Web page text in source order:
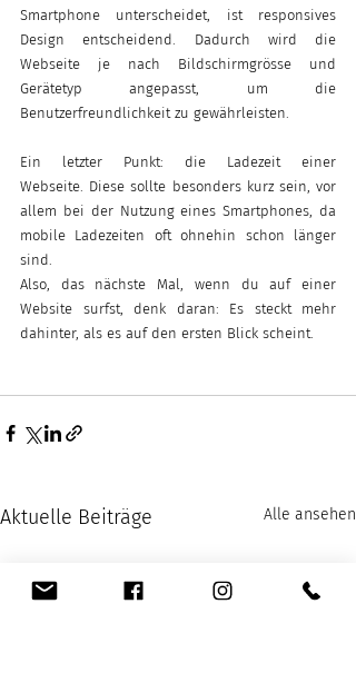
Smartphone unterscheidet, ist responsives
Design entscheidend. Dadurch wird die
Webseite je nach Bildschirmgrösse und
Gerätetyp angepasst, um die
Benutzerfreundlichkeit zu gewährleisten.
Ein letzter Punkt: die Ladezeit einer
Webseite. Diese sollte besonders kurz sein, vor
allem bei der Nutzung eines Smartphones, da
mobile Ladezeiten oft ohnehin schon länger
sind.
Also, das nächste Mal, wenn du auf einer
Website surfst, denk daran: Es steckt mehr
dahinter, als es auf den ersten Blick scheint.
Aktuelle Beiträge Alle ansehen